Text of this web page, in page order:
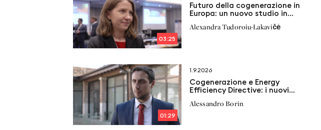
03:25
Futuro della cogenerazione in
Europa: un nuovo studio in
Alexandra Tudoroiu-Lakavičė
01:29
1.9.2026
Cogenerazione e Energy
Efficiency Directive: i nuovi
Italcogen
Alessandro Borin